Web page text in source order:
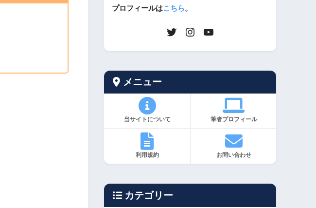
プロフィールはこちら。
メニュー
当サイトについて 筆者プロフィール
利用規約 お問い合わせ
カテゴリー